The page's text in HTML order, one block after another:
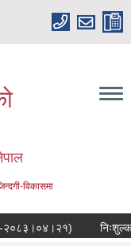
विकासमा
निःशुल्क